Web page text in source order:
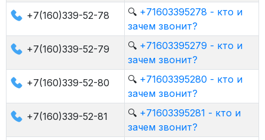
+7(160)339-52-78
🔍 +71603395278 - кто и
зачем звонит?
+7(160)339-52-79
🔍 +71603395279 - кто и
зачем звонит?
+7(160)339-52-80
🔍 +71603395280 - кто и
зачем звонит?
+7(160)339-52-81
🔍 +71603395281 - кто и
зачем звонит?